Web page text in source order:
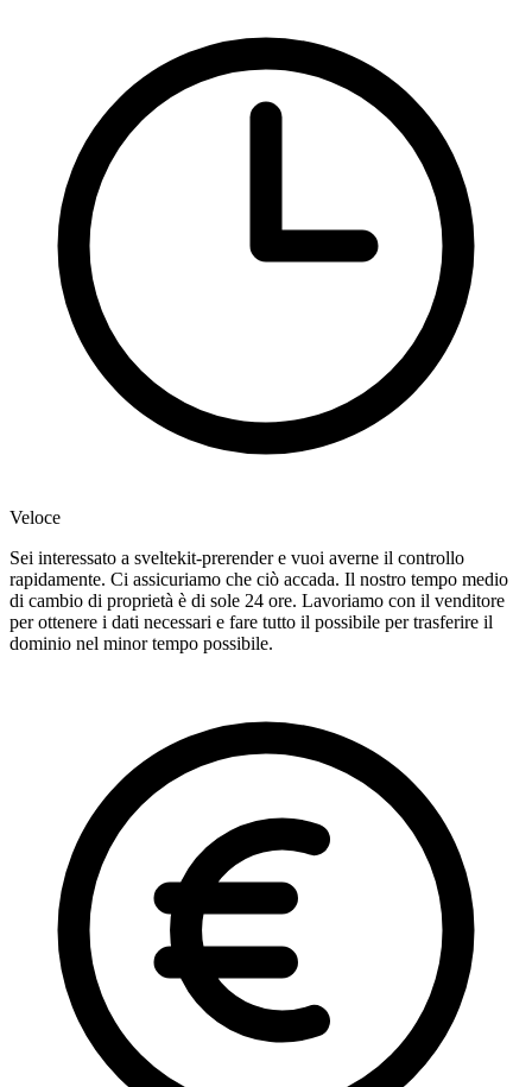
Veloce
Sei interessato a sveltekit-prerender e vuoi averne il controllo
rapidamente. Ci assicuriamo che ciò accada. Il nostro tempo medio
di cambio di proprietà è di sole 24 ore. Lavoriamo con il venditore
per ottenere i dati necessari e fare tutto il possibile per trasferire il
dominio nel minor tempo possibile.